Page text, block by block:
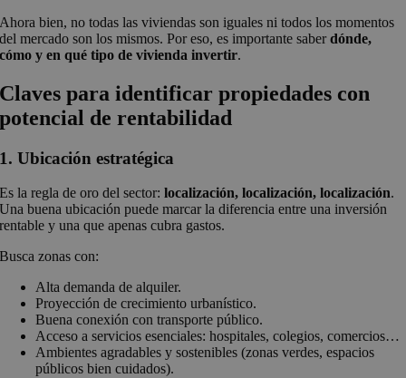
Ahora bien, no todas las viviendas son iguales ni todos los momentos
del mercado son los mismos. Por eso, es importante saberdónde,
cómo y en qué tipo de vivienda invertir.
Claves para identificar propiedades con
potencial de rentabilidad
1. Ubicación estratégica
Es la regla de oro del sector:localización, localización, localización.
Una buena ubicación puede marcar la diferencia entre una inversión
rentable y una que apenas cubra gastos.
Busca zonas con:
Alta demanda de alquiler.
Proyección de crecimiento urbanístico.
Buena conexión con transporte público.
Acceso a servicios esenciales: hospitales, colegios, comercios…
Ambientes agradables y sostenibles (zonas verdes, espacios
públicos bien cuidados).